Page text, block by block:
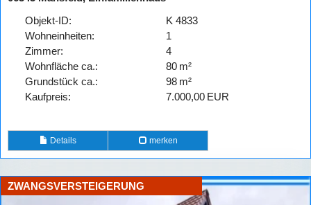
Objekt-ID:
K 4833
Wohneinheiten:
1
Zimmer:
4
Wohnfläche ca.:
80 m²
Grund­stück ca.:
98 m²
Kaufpreis:
7.000,00 EUR
Details merken
ZWANGSVERSTEIGERUNG